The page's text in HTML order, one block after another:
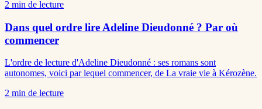
2 min de lecture
Dans quel ordre lire Adeline Dieudonné ? Par où
commencer
L'ordre de lecture d'Adeline Dieudonné : ses romans sont
autonomes, voici par lequel commencer, de La vraie vie à Kérozène.
2 min de lecture